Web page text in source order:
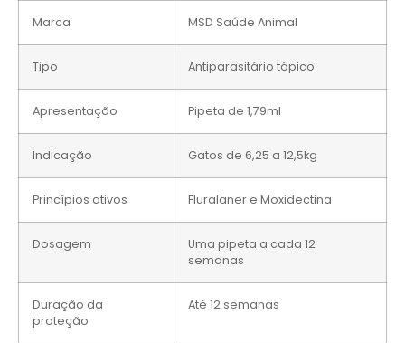
Marca MSD Saúde Animal
Tipo Antiparasitário tópico
Apresentação Pipeta de 1,79ml
Indicação Gatos de 6,25 a 12,5kg
Princípios ativos Fluralaner e Moxidectina
Dosagem
Uma pipeta a cada 12
semanas
Duração da
proteção
Até 12 semanas